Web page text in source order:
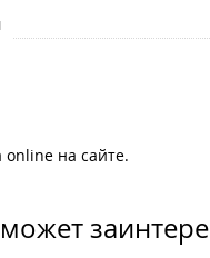
на сайте.